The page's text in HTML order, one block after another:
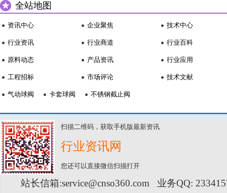
全站地图
资讯中心
行业资讯
原料动态
工程招标
企业聚焦
行业商道
产品资讯
市场评论
技术中心
行业百科
行业应用
技术文献
气动球阀 卡套球阀 不锈钢截止阀
扫描二维码，获取手机版最新资讯
行业资讯网
您还可以直接微信扫描打开
站长信箱:service@cnso360.com 业务QQ: